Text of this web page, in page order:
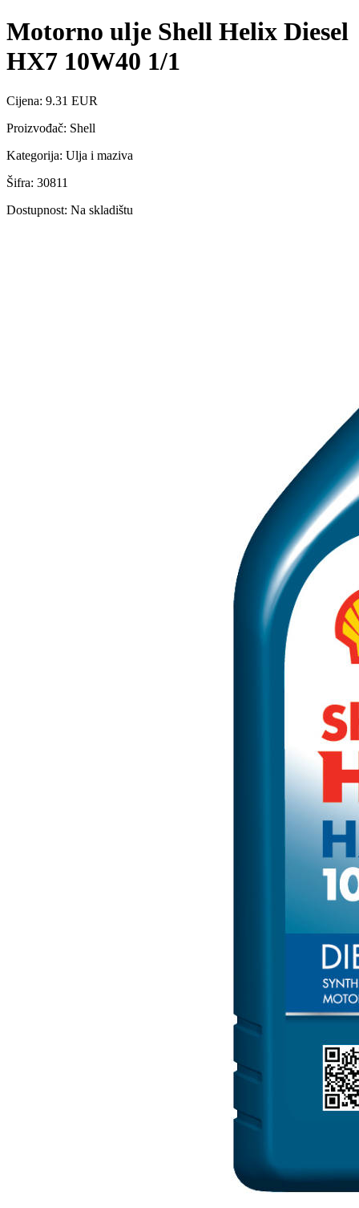
Motorno ulje Shell Helix Diesel
HX7 10W40 1/1
Cijena: 9.31 EUR
Proizvođač: Shell
Kategorija: Ulja i maziva
Šifra: 30811
Dostupnost: Na skladištu